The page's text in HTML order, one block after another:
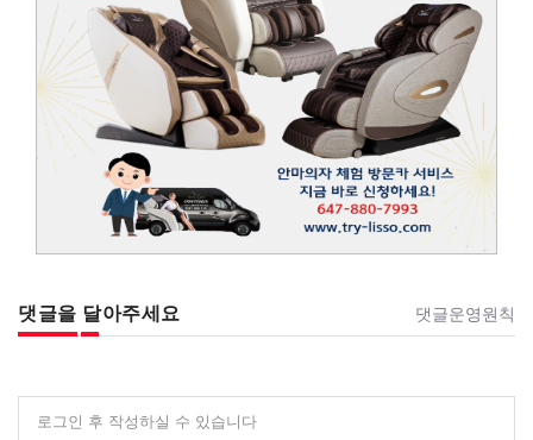
댓글을 달아주세요 댓글운영원칙
로그인 후 작성하실 수 있습니다